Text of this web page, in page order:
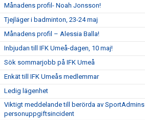
Månadens profil- Noah Jonsson!
Tjejläger i badminton, 23-24 maj
Månadens profil – Alessia Balla!
Inbjudan till IFK Umeå-dagen, 10 maj!
Sök sommarjobb på IFK Umeå
Enkät till IFK Umeås medlemmar
Ledig lägenhet
Viktigt meddelande till berörda av SportAdmins
personuppgiftsincident